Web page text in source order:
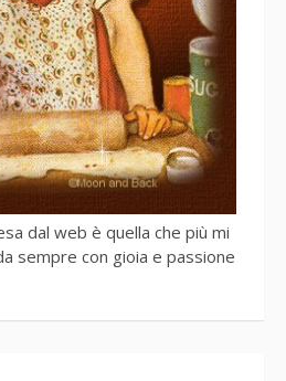
dal web è quella che più mi
sempre con gioia e passione